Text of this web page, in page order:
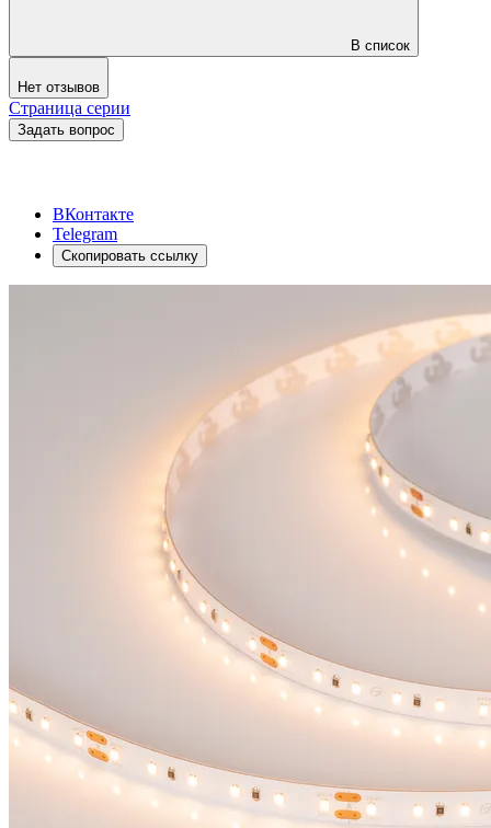
В список
Нет отзывов
Страница серии
Задать вопрос
ВКонтакте
Telegram
Скопировать ссылку